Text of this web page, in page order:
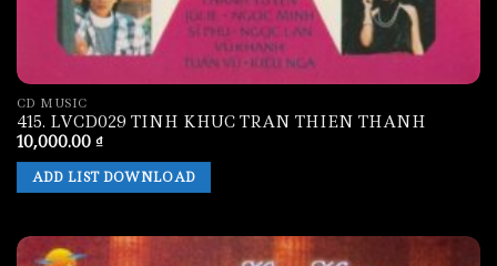
CD MUSIC
415. LVCD029 TINH KHUC TRAN THIEN THANH
10,000.00 ₫
ADD LIST DOWNLOAD